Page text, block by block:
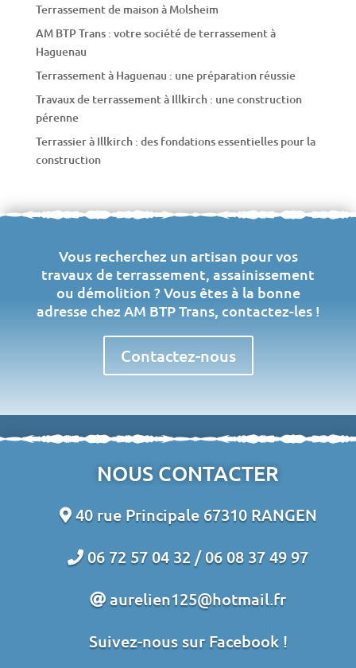
Terrassement de maison à Molsheim
AM BTP Trans : votre société de terrassement à
Haguenau
Terrassement à Haguenau : une préparation réussie
Travaux de terrassement à Illkirch : une construction
pérenne
Terrassier à Illkirch : des fondations essentielles pour la
construction
Vous recherchez un artisan pour vos
travaux de terrassement, assainissement
ou démolition ? Vous êtes à la bonne
adresse chez AM BTP Trans, contactez-les !
Contactez-nous
NOUS CONTACTER
40 rue Principale 67310 RANGEN
06 72 57 04 32 /06 08 37 49 97
aurelien125@hotmail.fr
Suivez-nous sur Facebook !